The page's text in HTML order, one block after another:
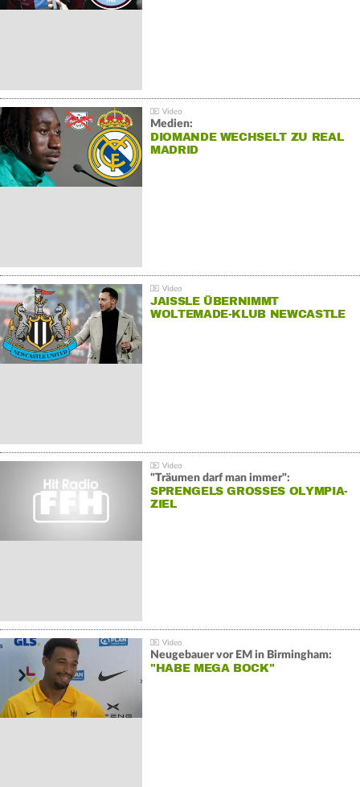
Medien:
DIOMANDE WECHSELT ZU REAL
MADRID
JAISSLE ÜBERNIMMT
WOLTEMADE-KLUB NEWCASTLE
"Träumen darf man immer":
SPRENGELS GROSSES OLYMPIA-Z
IEL
Neugebauer vor EM in Birmingham:
"HABE MEGA BOCK"